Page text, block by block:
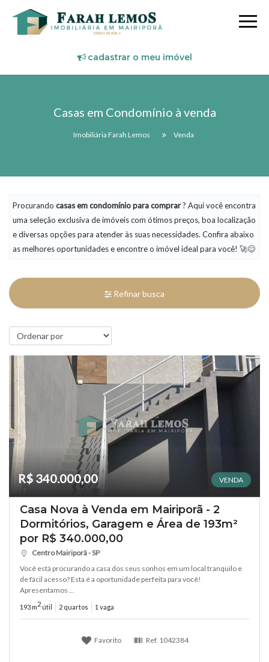
cadastrar o meu imóvel
Casas em Condomínio à venda
Imobiliária Farah Lemos Venda
Procurando casas em condomíniopara comprar? Aqui você encontra
uma seleção exclusiva de imóveis com ótimos preços, boa localização
e diversas opções para atender às suas necessidades. Confira abaixo
as melhores oportunidades e encontre o imóvel ideal para você! 🚀😊
Refinar busca
R$ 340.000,00 VENDA
Casa Nova à Venda em Mairiporã - 2
Dormitórios, Garagem e Área de 193m²
por R$ 340.000,00
Centro Mairiporã - SP
Você está procurando a casa dos seus sonhos em um local tranquilo e
de fácil acesso? Esta é a oportunidade perfeita para você!
Apresentamos ...
193 m2 útil 2 quartos 1 vaga
Favorito Ref. 1042384